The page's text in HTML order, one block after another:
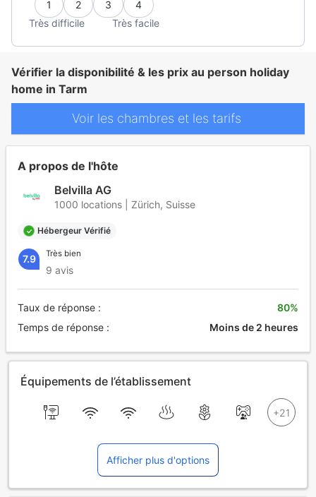
1 2 3
4
Très difficile
Très facile
Vérifier la disponibilité & les prix au person holiday
home in Tarm
Voir les chambres et les tarifs
A propos de l'hôte
Belvilla AG
1000 locations | Zürich, Suisse
Hébergeur Vérifié
7.9 Très bien
9 avis
Taux de réponse :
Temps de réponse :
80%
Moins de 2 heures
Équipements de l’établissement
Afficher plus d'options